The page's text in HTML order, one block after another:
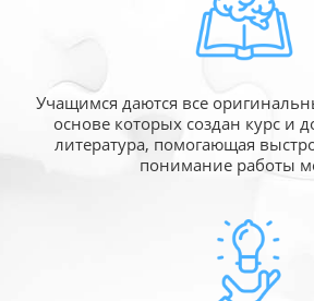
Учащимся даются все
основе которых создан курс и
литература, помогающая
понимание работы